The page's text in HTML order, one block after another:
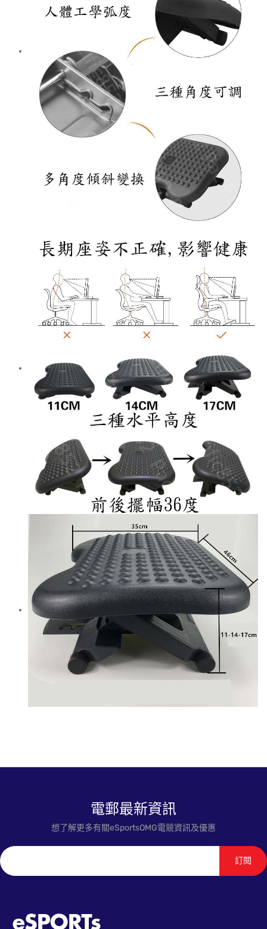
電郵最新資訊
想了解更多有關eSportsOMG電競資訊及優惠
訂閱